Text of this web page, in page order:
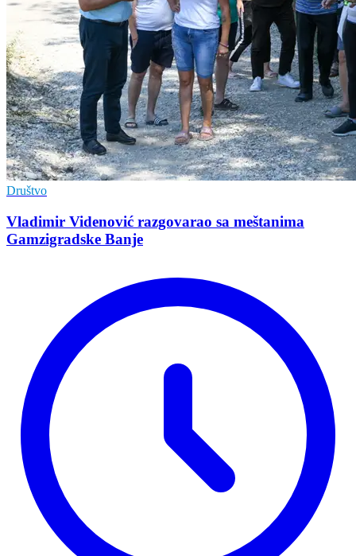
Društvo
Vladimir Vidеnović razgovarao sa mеštanima
Gamzigradskе Banjе